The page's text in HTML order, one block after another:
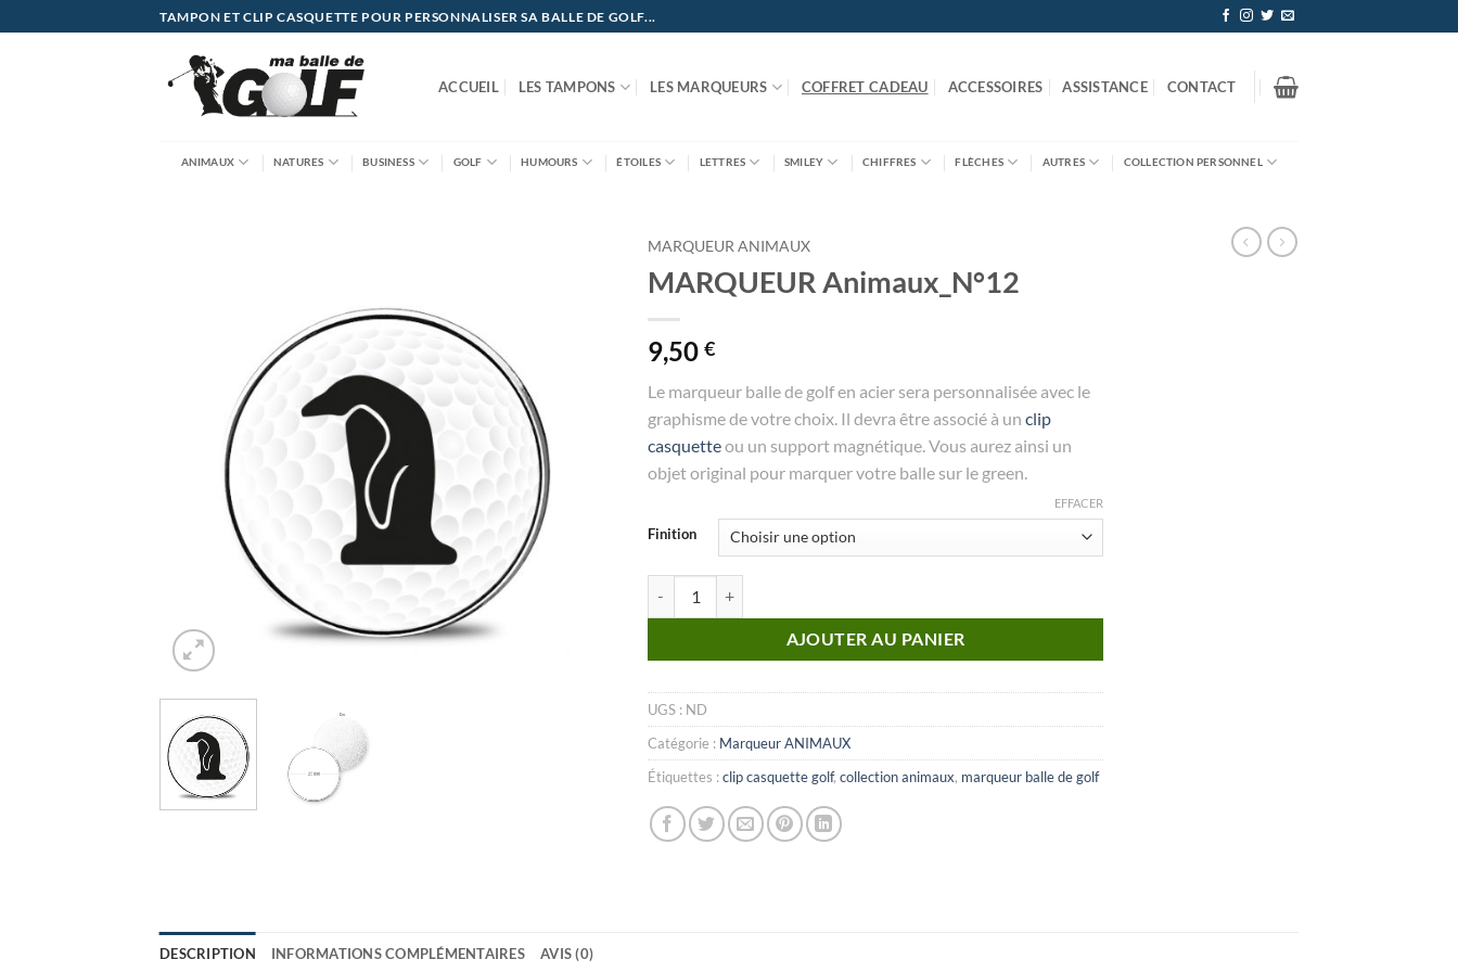
au
TAMPON ET CLIP CASQUETTE POUR PERSONNALISER SA BALLE DE GOLF...
ACCUEIL LES TAMPONS LES MARQUEURS COFFRET CADEAU ACCESSOIRES ASSISTANCE CONTACT
ANIMAUX NATURES BUSINESS GOLF HUMOURS ÉTOILES LETTRES SMILEY CHIFFRES FLÈCHES AUTRES COLLECTION PERSONNEL
MARQUEUR ANIMAUX
MARQUEUR Animaux_N°12
9,50 €
Le marqueur balle de golf en acier sera personnalisée avec le
graphisme de votre choix. Il devra être associé à un clip
casquetteou un support magnétique. Vous aurez ainsi un
objet original pour marquer votre balle sur le green.
Finition
EFFACER
AJOUTER AU PANIER
UGS : ND
Catégorie : Marqueur ANIMAUX
Étiquettes :clip casquette golf, collection animaux, marqueur balle de golf
DESCRIPTION INFORMATIONS COMPLÉMENTAIRES AVIS (0)